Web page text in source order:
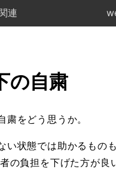
連
の自粛
粛をどう思うか。
い状態では助かるもの
の負担を下げた方が